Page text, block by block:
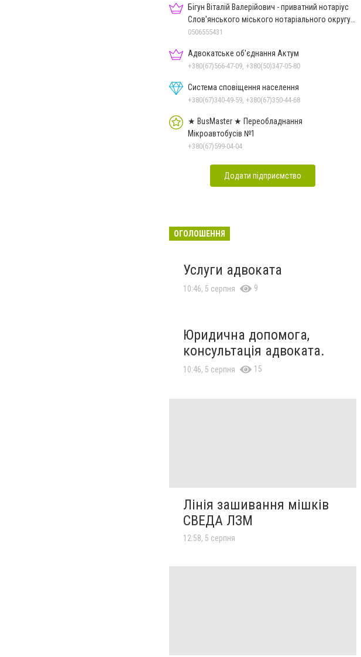
Бігун Віталій Валерійович - приватний нотаріус
Слов'янського міського нотаріального округу
Дон.обл.
0506555431
Адвокатське об'єднання Актум
+380(67)566-47-09, +380(50)347-05-80
Система сповіщення населення
+380(67)340-49-59, +380(67)350-44-68
★ BusMaster ★ Переобладнання
Мікроавтобусів №1
+380(67)599-04-04
Додати підприємство
ОГОЛОШЕННЯ
Услуги адвоката
10:46, 5 серпня 9
Юридична допомога,
консультація адвоката.
10:46, 5 серпня 15
Лінія зашивання мішків
СВЕДА ЛЗМ
12:58, 5 серпня